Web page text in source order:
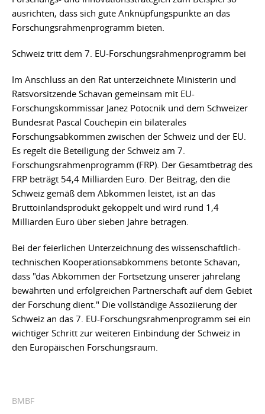
ausrichten, dass sich gute Anknüpfungspunkte an das
Forschungsrahmenprogramm bieten.
Schweiz tritt dem 7. EU-Forschungsrahmenprogramm bei
Im Anschluss an den Rat unterzeichnete Ministerin und
Ratsvorsitzende Schavan gemeinsam mit EU-
Forschungskommissar Janez Potocnik und dem Schweizer
Bundesrat Pascal Couchepin ein bilaterales
Forschungsabkommen zwischen der Schweiz und der EU.
Es regelt die Beteiligung der Schweiz am 7.
Forschungsrahmenprogramm (FRP). Der Gesamtbetrag des
FRP beträgt 54,4 Milliarden Euro. Der Beitrag, den die
Schweiz gemäß dem Abkommen leistet, ist an das
Bruttoinlandsprodukt gekoppelt und wird rund 1,4
Milliarden Euro über sieben Jahre betragen.
Bei der feierlichen Unterzeichnung des wissenschaftlich-
technischen Kooperationsabkommens betonte Schavan,
dass "das Abkommen der Fortsetzung unserer jahrelang
bewährten und erfolgreichen Partnerschaft auf dem Gebiet
der Forschung dient." Die vollständige Assoziierung der
Schweiz an das 7. EU-Forschungsrahmenprogramm sei ein
wichtiger Schritt zur weiteren Einbindung der Schweiz in
den Europäischen Forschungsraum.
BMBF